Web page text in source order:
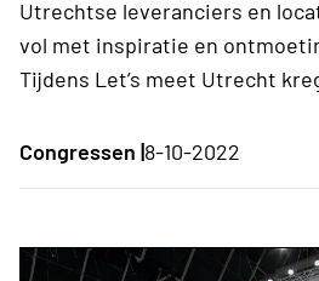
Utrechtse leveranciers en
vol met inspiratie en
Tijdens Let’s meet Utrecht
Congressen |8-10-2022